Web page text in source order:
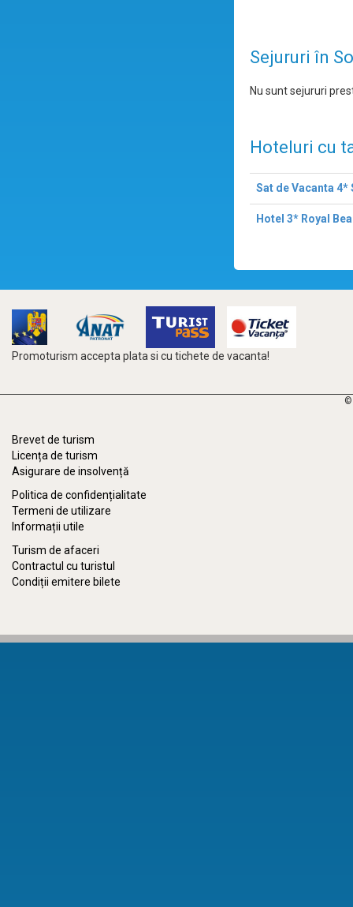
Sejururi în
Nu sunt sejururi
Hoteluri cu
Sat de Vacanta 4*
Hotel 3* Royal
Promoturism accepta plata si cu tichete de vacanta!
©
Brevet de turism
Licența de turism
Asigurare de insolvență
Politica de confidențialitate
Termeni de utilizare
Informații utile
Turism de afaceri
Contractul cu turistul
Condiții emitere bilete